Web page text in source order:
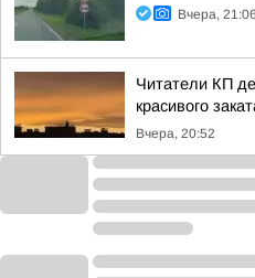
Вчера, 21:06
Читатели КП
красивого
Вчера, 20:52